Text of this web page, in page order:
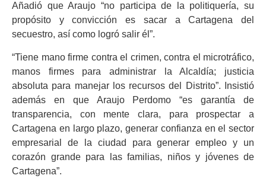
Añadió que Araujo “no participa de la politiquería, su
propósito y convicción es sacar a Cartagena del
secuestro, así como logró salir él”.
“Tiene mano firme contra el crimen, contra el microtráfico,
manos firmes para administrar la Alcaldía; justicia
absoluta para manejar los recursos del Distrito”. Insistió
además en que Araujo Perdomo “es garantía de
transparencia, con mente clara, para prospectar a
Cartagena en largo plazo, generar confianza en el sector
empresarial de la ciudad para generar empleo y un
corazón grande para las familias, niños y jóvenes de
Cartagena”.